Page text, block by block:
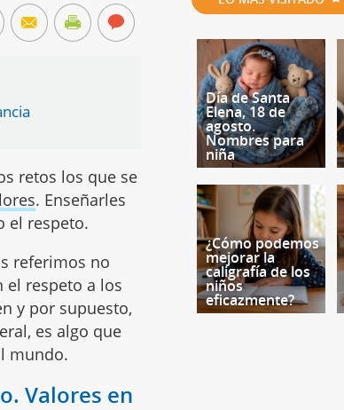
retos los que se
. Enseñarles
el respeto.
referimos no
el respeto a los
y por supuesto,
es algo que
mundo.
Valores en
Día de Santa
Elena, 18 de
agosto.
Nombres para
niña
¿Cómo podemos
mejorar la
caligrafía de los
niños
eficazmente?